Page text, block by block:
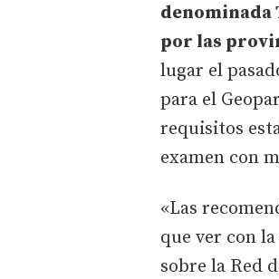
por las
lugar el
para el
requisitos
examen con
«Las
que ver con
sobre la Red